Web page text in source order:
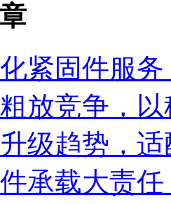
紧固件服
放竞争，
级趋势，
承载大责